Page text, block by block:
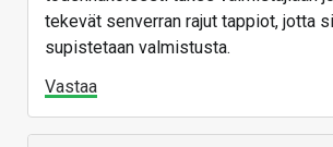
tekevät senverran rajut tappiot, jotta
supistetaan valmistusta.
Vastaa